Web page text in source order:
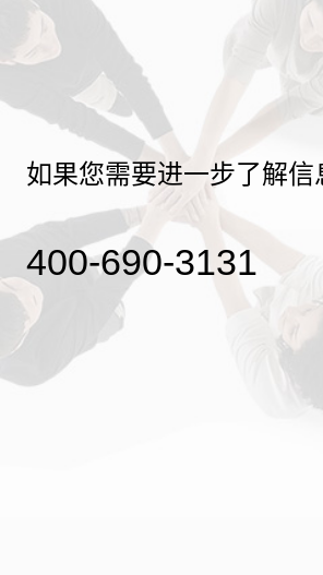
如果您需要进一步了解
400-690-3131